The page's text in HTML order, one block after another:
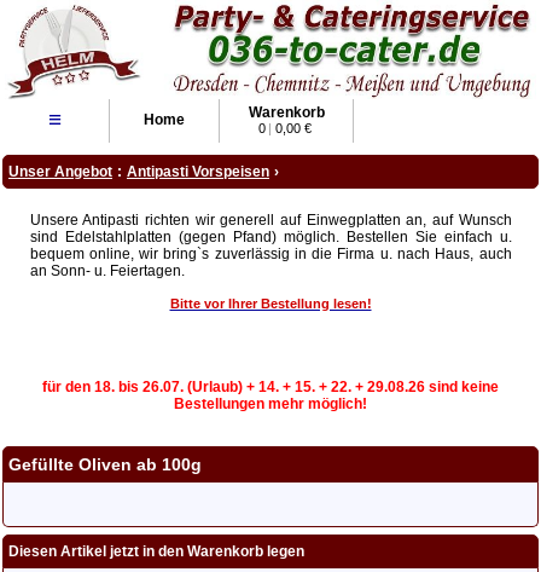
≡ Home Warenkorb
0 | 0,00 €
Unser Angebot : Antipasti Vorspeisen ›
Unsere Antipasti richten wir generell auf Einwegplatten an, auf Wunsch
sind Edelstahlplatten (gegen Pfand) möglich. Bestellen Sie einfach u.
bequem online, wir bring`s zuverlässig in die Firma u. nach Haus, auch
an Sonn- u. Feiertagen.
Bitte vor Ihrer Bestellung lesen!
für den 18. bis 26.07. (Urlaub) + 14. + 15. + 22. + 29.08.26 sind keine
Bestellungen mehr möglich!
Gefüllte Oliven ab 100g
Diesen Artikel jetzt in den Warenkorb legen